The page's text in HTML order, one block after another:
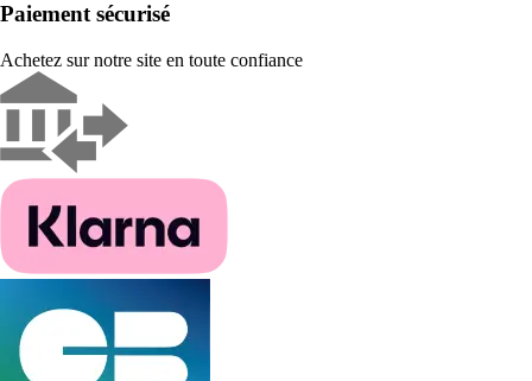
Paiement sécurisé
Achetez sur notre site en toute confiance